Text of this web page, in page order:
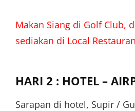
Makan Siang di Golf Club,
sediakan di Local
HARI 2 : HOTEL –
Sarapan di hotel, Supir /